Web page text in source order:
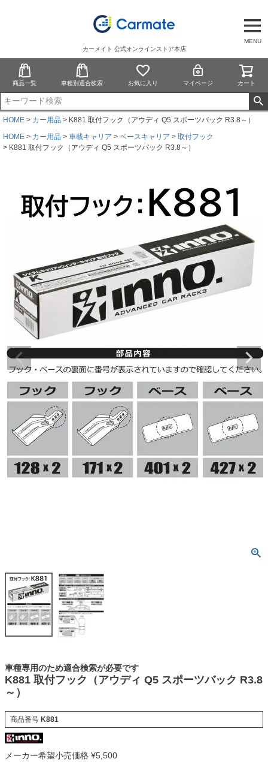
MENU
カーメイト 公式オンラインストア本店
商品一覧 車種別適合検索 お気に入り マイページ カート
HOME カー用品
K881 取付フック（アウディ Q5 スポーツバック R3.8～）
HOME
カー用品 車載キャリア ベースキャリア
取付フック
K881 取付フック（アウディ Q5 スポーツバック R3.8～）
車種専用のため適合検索が必要です
K881 取付フック（アウディ Q5 スポーツバック R3.8
～）
商品番号 K881
メーカー希望小売価格 ¥5,500